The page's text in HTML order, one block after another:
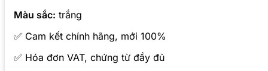
Màu sắc: trắng
✅ Cam kết chính hãng, mới 100%
✅ Hóa đơn VAT, chứng từ đầy đủ